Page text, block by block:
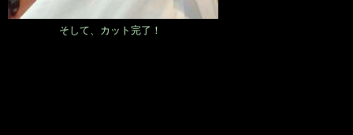
そして、カット完了！